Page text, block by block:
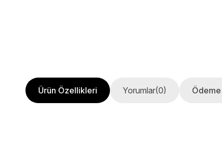
Ürün Özellikleri Yorumlar(0)